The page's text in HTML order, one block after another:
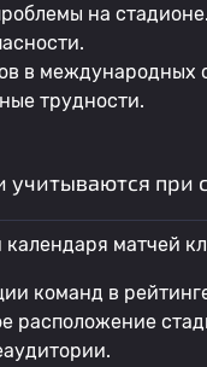
на стадионе.
в международных
трудности.
учитываются при
календаря матчей
команд в
расположение